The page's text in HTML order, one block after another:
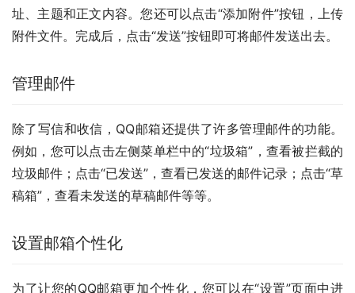
址、主题和正文内容。您还可以点击“添加附件”按钮，上传
附件文件。完成后，点击“发送”按钮即可将邮件发送出去。
管理邮件
除了写信和收信，QQ邮箱还提供了许多管理邮件的功能。
例如，您可以点击左侧菜单栏中的“垃圾箱”，查看被拦截的
垃圾邮件；点击“已发送”，查看已发送的邮件记录；点击“草
稿箱”，查看未发送的草稿邮件等等。
设置邮箱个性化
为了让您的QQ邮箱更加个性化，您可以在“设置”页面中进